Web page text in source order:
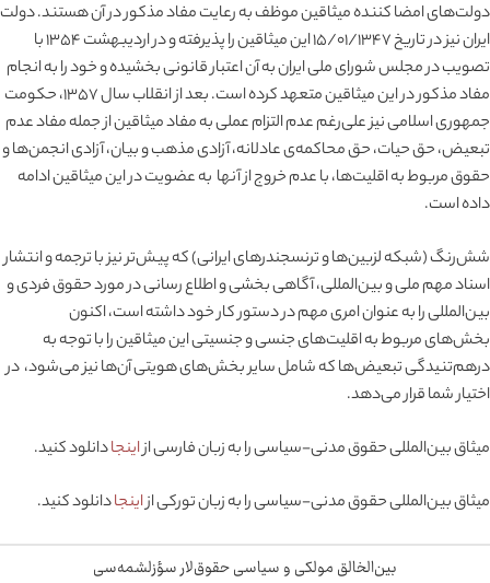
دولت‌های امضا کننده میثاقین موظف به رعایت مفاد مذکور در آن هستند. دولت
ایران نیز در تاریخ ۱۵/۰۱/۱۳۴۷ این میثاقین را پذیرفته و در اردیبهشت ۱۳۵۴ با
تصویب در مجلس شورای ملی ایران به آن اعتبار قانونی بخشیده و خود را به انجام
مفاد مذکور در این میثاقین متعهد کرده است. بعد از انقلاب سال ۱۳۵۷، حکومت
جمهوری اسلامی نیز علی‌رغم عدم التزام عملی به مفاد میثاقین از جمله مفاد عدم
تبعیض، حق حیات، حق محاکمه‌ی عادلانه، آزادی مذهب و بیان، آزادی انجمن‌ها و
حقوق مربوط به اقلیت‌ها، با عدم خروج از آنها به عضویت در این میثاقین ادامه
داده است.
شش‌رنگ (شبکه لزبین‌ها و ترنسجندرهای ایرانی) که پیش‌تر نیز با ترجمه و انتشار
اسناد مهم ملی و بین‌المللی، آگاهی بخشی و اطلاع رسانی در مورد حقوق فردی و
بین‌المللی را به عنوان امری مهم در دستور کار خود داشته است، اکنون
بخش‌های مربوط به اقلیت‌های جنسی و جنسیتی این میثاقین را با توجه به
درهم‌تنیدگی تبعیض‌ها که شامل سایر بخش‌های هویتی آن‌ها نیز می‌شود، در
اختیار شما قرار می‌دهد.
میثاق بین‌المللی حقوق مدنی-سیاسی را به زبان فارسی ازاینجادانلود کنید.
میثاق بین‌المللی حقوق مدنی-سیاسی را به زبان تورکی ازاینجادانلود کنید.
بین‌الخالق مولکی و سیاسی حقوق‌لار سؤزلشمه‌سی